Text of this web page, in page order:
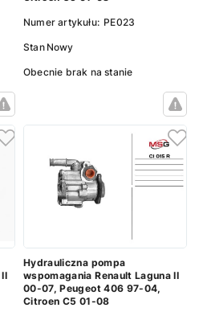
Numer artykułu: PE023
Stan Nowy
Obecnie brak na stanie
Hydrauliczna pompa
wspomagania Renault Laguna II
00-07, Peugeot 406 97-04,
Citroen C5 01-08